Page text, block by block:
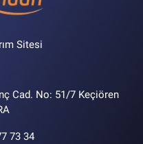
Sitesi
Cad. No: 51/7 Keçiören
73 34